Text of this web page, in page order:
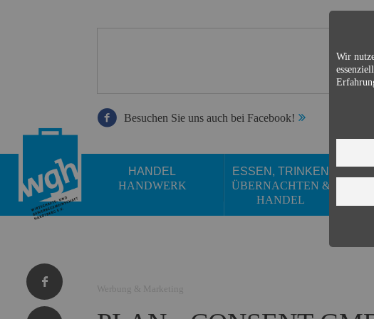
Besuchen Sie uns auch bei Facebook!
HANDEL
HANDWERK
ESSEN, TRINKEN
ÜBERNACHTEN &
HANDEL
Werbung & Marketing
Wir
Name: